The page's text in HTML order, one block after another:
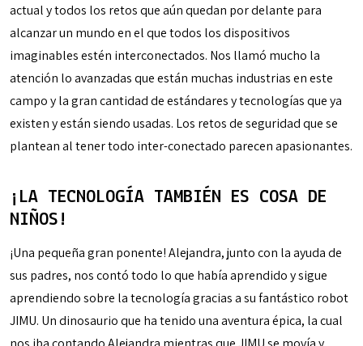
actual y todos los retos que aún quedan por delante para
alcanzar un mundo en el que todos los dispositivos
imaginables estén interconectados. Nos llamó mucho la
atención lo avanzadas que están muchas industrias en este
campo y la gran cantidad de estándares y tecnologías que ya
existen y están siendo usadas. Los retos de seguridad que se
plantean al tener todo inter-conectado parecen apasionantes.
¡LA TECNOLOGÍA TAMBIÉN ES COSA DE
NIÑOS!
¡Una pequeña gran ponente! Alejandra, junto con la ayuda de
sus padres, nos contó todo lo que había aprendido y sigue
aprendiendo sobre la tecnología gracias a su fantástico robot
JIMU. Un dinosaurio que ha tenido una aventura épica, la cual